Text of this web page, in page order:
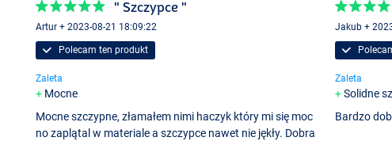
" Szczypce "
Artur + 2023-08-21 18:09:22
Polecam ten produkt
Zaleta
Mocne
Mocne szczypne, złamałem nimi haczyk który mi się moc
no zaplątal w materiale a szczypce nawet nie jękły. Dobra
Jakub +
Zaleta
Solidne
Bardzo